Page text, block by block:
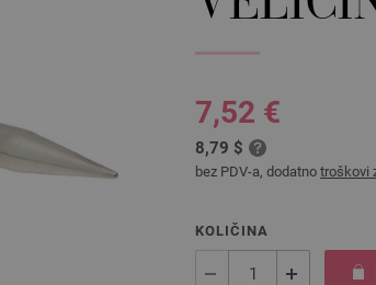
7,52 €
8,79 $
bez PDV-a, dodatno troškovi
KOLIČINA